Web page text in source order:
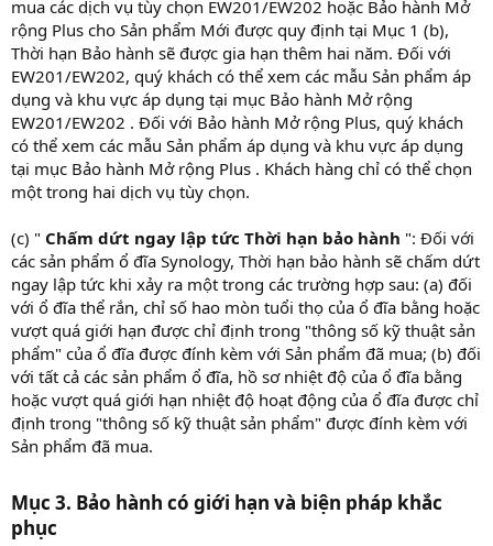
mua các dịch vụ tùy chọn EW201/EW202 hoặc Bảo hành Mở
rộng Plus cho Sản phẩm Mới được quy định tại Mục 1 (b),
Thời hạn Bảo hành sẽ được gia hạn thêm hai năm. Đối với
EW201/EW202, quý khách có thể xem các mẫu Sản phẩm áp
dụng và khu vực áp dụng tại mục Bảo hành Mở rộng
EW201/EW202 . Đối với Bảo hành Mở rộng Plus, quý khách
có thể xem các mẫu Sản phẩm áp dụng và khu vực áp dụng
tại mục Bảo hành Mở rộng Plus . Khách hàng chỉ có thể chọn
một trong hai dịch vụ tùy chọn.
(c) " Chấm dứt ngay lập tức Thời hạn bảo hành ": Đối với
các sản phẩm ổ đĩa Synology, Thời hạn bảo hành sẽ chấm dứt
ngay lập tức khi xảy ra một trong các trường hợp sau: (a) đối
với ổ đĩa thể rắn, chỉ số hao mòn tuổi thọ của ổ đĩa bằng hoặc
vượt quá giới hạn được chỉ định trong "thông số kỹ thuật sản
phẩm" của ổ đĩa được đính kèm với Sản phẩm đã mua; (b) đối
với tất cả các sản phẩm ổ đĩa, hồ sơ nhiệt độ của ổ đĩa bằng
hoặc vượt quá giới hạn nhiệt độ hoạt động của ổ đĩa được chỉ
định trong "thông số kỹ thuật sản phẩm" được đính kèm với
Sản phẩm đã mua.
Mục 3. Bảo hành có giới hạn và biện pháp khắc
phục​